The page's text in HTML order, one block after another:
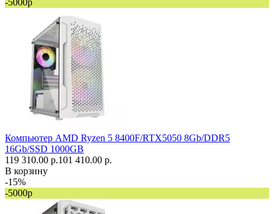
-5000р
Компьютер AMD Ryzen 5 8400F/RTX5050 8Gb/DDR5
16Gb/SSD 1000GB
119 310.00 р.101 410.00 р.
В корзину
-15%
-5000р